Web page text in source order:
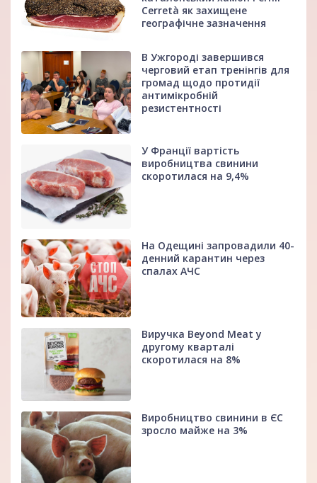
Cerretà як захищене
географічне зазначення
В Ужгороді завершився
черговий етап тренінгів для
громад щодо протидії
антимікробній
резистентності
У Франції вартість
виробництва свинини
скоротилася на 9,4%
На Одещині запровадили 40-
денний карантин через
спалах АЧС
Виручка Beyond Meat у
другому кварталі
скоротилася на 8%
Виробництво свинини в ЄС
зросло майже на 3%